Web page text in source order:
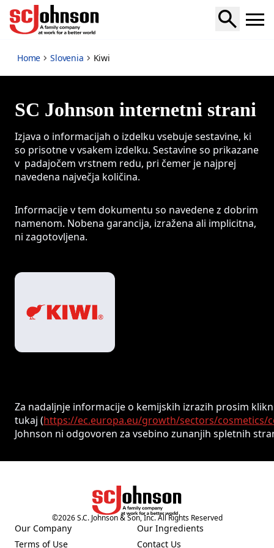
Home Slovenia Kiwi
SC Johnson internetni strani
Izjava o informacijah o izdelku vsebuje sestavine, ki
so prisotne v vsakem izdelku. Sestavine so prikazane
v padajočem vrstnem redu, pri čemer je najprej
navedena največja količina.
Informacije v tem dokumentu so navedene z dobrim
namenom. Nobena garancija, izražena ali implicitna,
ni zagotovljena.
Za nadaljnje informacije o kemijskih izrazih prosim
tukaj (https://ec.europa.eu/growth/sectors/cosmetics/
Johnson ni odgovoren za vsebino zunanjih spletnih
©2026S.C. Johnson & Son, Inc. All Rights Reserved
Our Company
(Opens in a new tab)
Terms of Use
Our Ingredients
(Opens in a new tab)
Contact Us